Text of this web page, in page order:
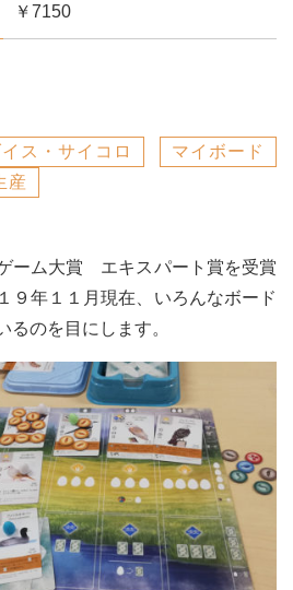
￥7150
イス・サイコロ
マイボード
産
ーム大賞 エキスパート賞を受賞
９年１１月現在、いろんなボード
るのを目にします。